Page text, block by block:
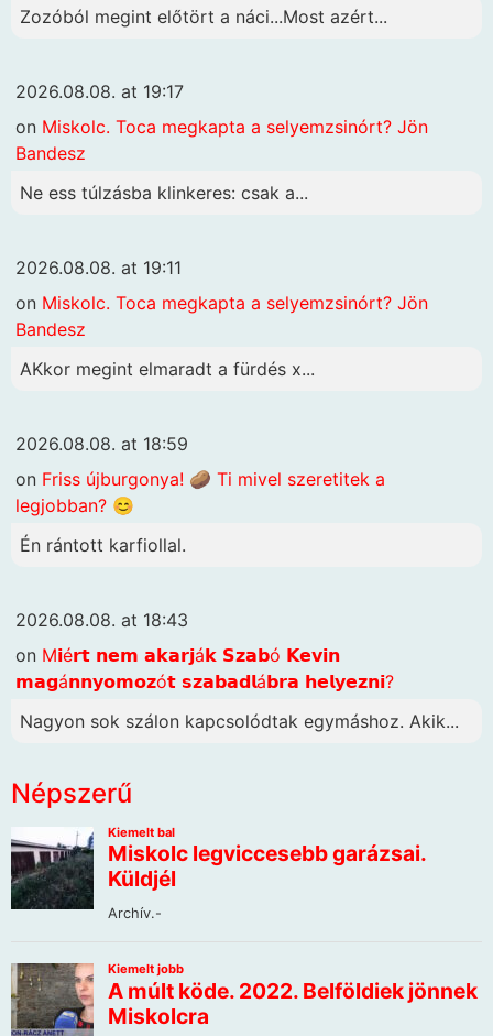
Zozóból megint előtört a náci...Most azért...
2026.08.08. at 19:17
on Miskolc. Toca megkapta a selyemzsinórt? Jön
Bandesz
Ne ess túlzásba klinkeres: csak a...
2026.08.08. at 19:11
on Miskolc. Toca megkapta a selyemzsinórt? Jön
Bandesz
AKkor megint elmaradt a fürdés x...
2026.08.08. at 18:59
on Friss újburgonya! 🥔 Ti mivel szeretitek a
legjobban? 😊
Én rántott karfiollal.
2026.08.08. at 18:43
on M𝗶é𝗿𝘁 𝗻𝗲𝗺 𝗮𝗸𝗮𝗿𝗷á𝗸 𝗦𝘇𝗮𝗯ó 𝗞𝗲𝘃𝗶𝗻
𝗺𝗮𝗴á𝗻𝗻𝘆𝗼𝗺𝗼𝘇ó𝘁 𝘀𝘇𝗮𝗯𝗮𝗱𝗹á𝗯𝗿𝗮 𝗵𝗲𝗹𝘆𝗲𝘇𝗻𝗶?
Nagyon sok szálon kapcsolódtak egymáshoz. Akik...
Népszerű